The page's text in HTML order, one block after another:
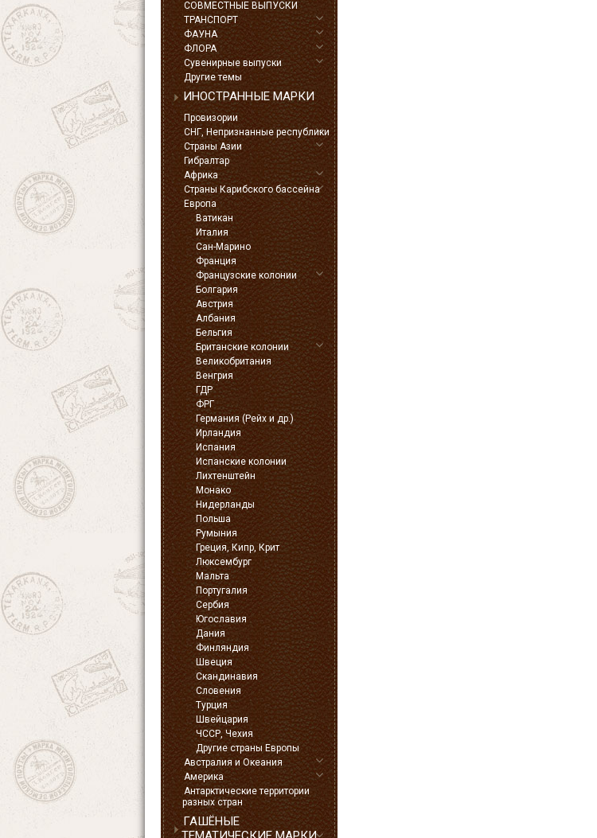
СОВМЕСТНЫЕ ВЫПУСКИ
ТРАНСПОРТ
ФАУНА
ФЛОРА
Сувенирные выпуски
Другие темы
ИНОСТРАННЫЕ МАРКИ
Провизории
СНГ, Непризнанные республики
Страны Азии
Гибралтар
Африка
Страны Карибского бассейна
Европа
Ватикан
Италия
Сан-Марино
Франция
Французские колонии
Болгария
Австрия
Албания
Бельгия
Британские колонии
Великобритания
Венгрия
ГДР
ФРГ
Германия (Рейх и др.)
Ирландия
Испания
Испанские колонии
Лихтенштейн
Монако
Нидерланды
Польша
Румыния
Греция, Кипр, Крит
Люксембург
Мальта
Португалия
Сербия
Югославия
Дания
Финляндия
Швеция
Скандинавия
Словения
Турция
Швейцария
ЧССР, Чехия
Другие страны Европы
Австралия и Океания
Америка
Антарктические территории
разных стран
ГАШЁНЫЕ